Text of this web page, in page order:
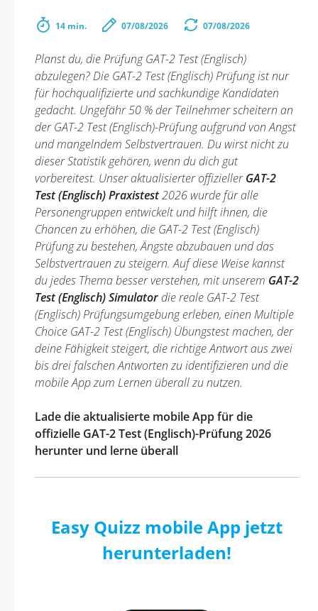
14 min. 07/08/2026 07/08/2026
Planst du, die Prüfung GAT-2 Test (Englisch)
abzulegen? Die GAT-2 Test (Englisch) Prüfung ist nur
für hochqualifizierte und sachkundige Kandidaten
gedacht. Ungefähr 50 % der Teilnehmer scheitern an
der GAT-2 Test (Englisch)-Prüfung aufgrund von Angst
und mangelndem Selbstvertrauen. Du wirst nicht zu
dieser Statistik gehören, wenn du dich gut
vorbereitest. Unser aktualisierter offiziellerGAT-2
Test (Englisch) Praxistest2026 wurde für alle
Personengruppen entwickelt und hilft ihnen, die
Chancen zu erhöhen, die GAT-2 Test (Englisch)
Prüfung zu bestehen, Ängste abzubauen und das
Selbstvertrauen zu steigern. Auf diese Weise kannst
du jedes Thema besser verstehen, mit unserem GAT-2
Test (Englisch) Simulatordie reale GAT-2 Test
(Englisch) Prüfungsumgebung erleben, einen Multiple
Choice GAT-2 Test (Englisch) Übungstest machen, der
deine Fähigkeit steigert, die richtige Antwort aus zwei
bis drei falschen Antworten zu identifizieren und die
mobile App zum Lernen überall zu nutzen.
Lade die aktualisierte mobile App für die
offizielle GAT-2 Test (Englisch)-Prüfung 2026
herunter und lerne überall
Easy Quizz mobile App jetzt
herunterladen!